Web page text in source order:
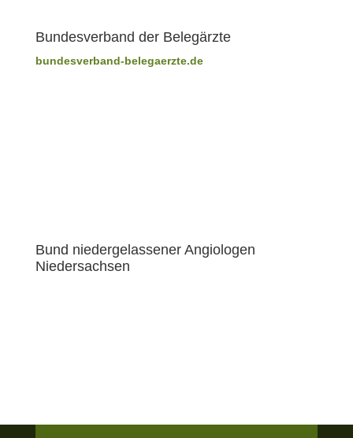
Bundesverband der Belegärzte
bundesverband-belegaerzte.de
Bund niedergelassener Angiologen
Niedersachsen